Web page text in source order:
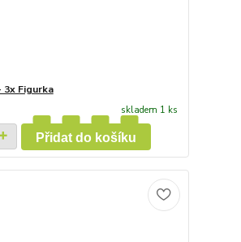
Figurka
skladem 1 ks
Přidat do košíku